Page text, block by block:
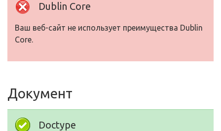
Dublin Core
Ваш веб-сайт не использует преимущества Dublin
Core.
Документ
Doctype